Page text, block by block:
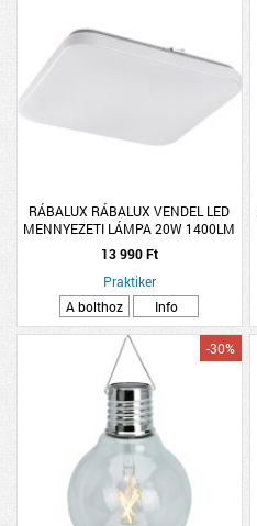
RÁBALUX RÁBALUX VENDEL LED
MENNYEZETI LÁMPA 20W 1400LM
4000K IP20 MOZGÁSÉRZÉKELŐS
32,5CM FEHÉR
13 990 Ft
Praktiker
A bolthoz
Info
-30%